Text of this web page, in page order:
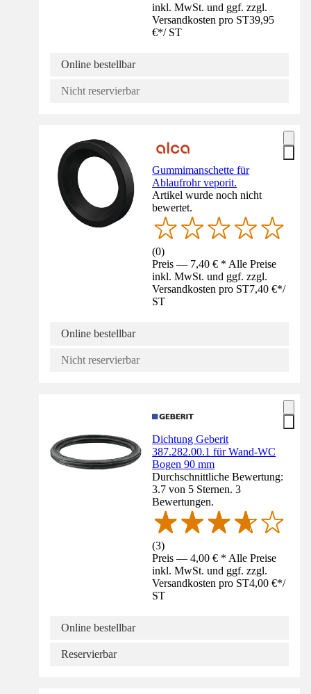
inkl. MwSt. und ggf. zzgl.
Versandkosten pro ST39,95
€*/ ST
Online bestellbar
Nicht reservierbar
Gummimanschette für
Ablaufrohr veporit.
Artikel wurde noch nicht
bewertet.
(0)
Preis — 7,40 € * Alle Preise
inkl. MwSt. und ggf. zzgl.
Versandkosten pro ST7,40 €*/
ST
Online bestellbar
Nicht reservierbar
Dichtung Geberit
387.282.00.1 für Wand-WC
Bogen 90 mm
Durchschnittliche Bewertung:
3.7 von 5 Sternen. 3
Bewertungen.
(3)
Preis — 4,00 € * Alle Preise
inkl. MwSt. und ggf. zzgl.
Versandkosten pro ST4,00 €*/
ST
Online bestellbar
Reservierbar